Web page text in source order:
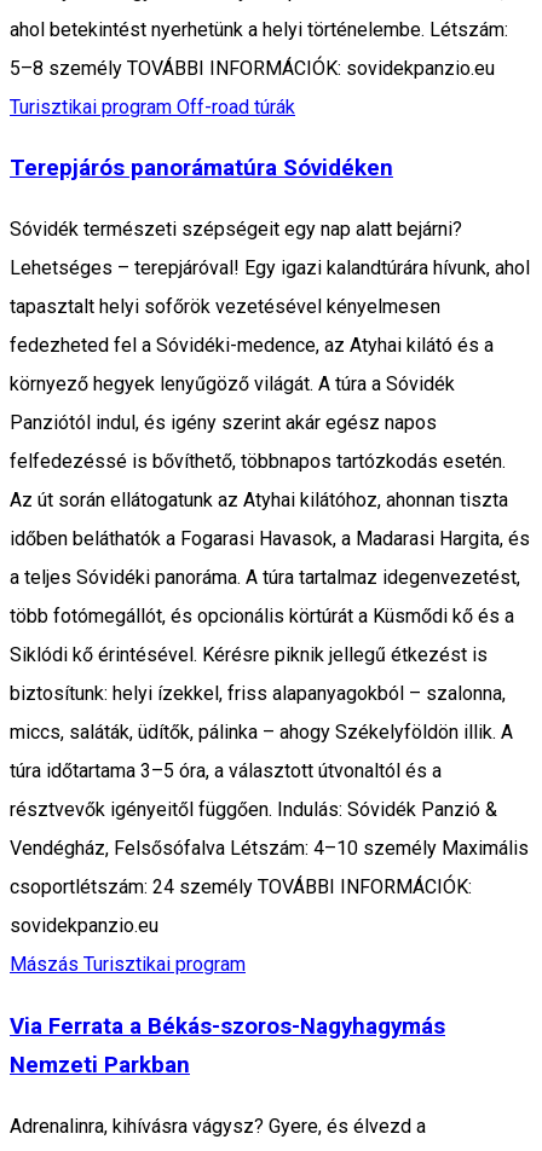
ahol betekintést nyerhetünk a helyi történelembe. Létszám:
5–8 személy TOVÁBBI INFORMÁCIÓK: sovidekpanzio.eu
Turisztikai program Off-road túrák
Terepjárós panorámatúra Sóvidéken
Sóvidék természeti szépségeit egy nap alatt bejárni?
Lehetséges – terepjáróval! Egy igazi kalandtúrára hívunk, ahol
tapasztalt helyi sofőrök vezetésével kényelmesen
fedezheted fel a Sóvidéki-medence, az Atyhai kilátó és a
környező hegyek lenyűgöző világát. A túra a Sóvidék
Panziótól indul, és igény szerint akár egész napos
felfedezéssé is bővíthető, többnapos tartózkodás esetén.
Az út során ellátogatunk az Atyhai kilátóhoz, ahonnan tiszta
időben beláthatók a Fogarasi Havasok, a Madarasi Hargita, és
a teljes Sóvidéki panoráma. A túra tartalmaz idegenvezetést,
több fotómegállót, és opcionális körtúrát a Küsmődi kő és a
Siklódi kő érintésével. Kérésre piknik jellegű étkezést is
biztosítunk: helyi ízekkel, friss alapanyagokból – szalonna,
miccs, saláták, üdítők, pálinka – ahogy Székelyföldön illik. A
túra időtartama 3–5 óra, a választott útvonaltól és a
résztvevők igényeitől függően. Indulás: Sóvidék Panzió &
Vendégház, Felsősófalva Létszám: 4–10 személy Maximális
csoportlétszám: 24 személy TOVÁBBI INFORMÁCIÓK:
sovidekpanzio.eu
Mászás Turisztikai program
Via Ferrata a Békás-szoros-Nagyhagymás
Nemzeti Parkban
Adrenalinra, kihívásra vágysz? Gyere, és élvezd a